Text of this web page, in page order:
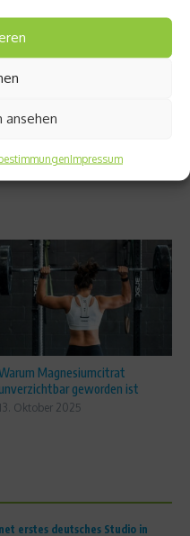
ansehen
Impressum
en im
Magnesiumcitrat
unverzichtbar geworden ist
13. Oktober 2025
erstes deutsches Studio in